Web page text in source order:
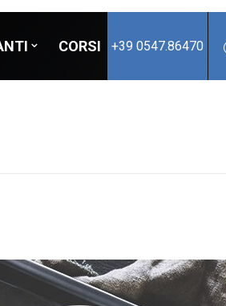
+39 0547.86470
CORSI